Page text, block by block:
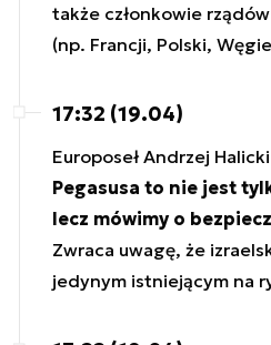
także członkowie
(np. Francji, Polski,
17:32 (19.04)
Europoseł Andrzej
Pegasusa to nie jest
lecz mówimy o
Zwraca uwagę, że
jedynym istniejącym na